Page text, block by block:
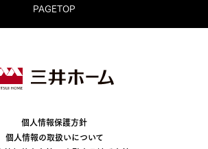
PAGETOP
個人情報保護方針
個人情報の取扱いについて